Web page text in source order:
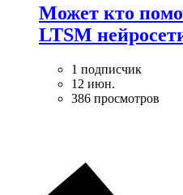
Может кто
LTSM
1 подписчик
12 июн.
386 просмотров